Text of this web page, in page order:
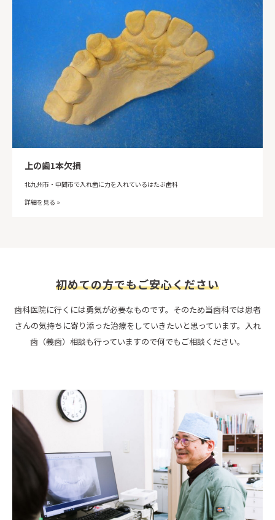
上の歯1本欠損
北九州市・中間市で入れ歯に力を入れているはたぶ歯科
詳細を見る »
初めての方でもご安心ください
歯科医院に行くには勇気が必要なものです。そのため当歯科では患者
さんの気持ちに寄り添った治療をしていきたいと思っています。入れ
歯（義歯）相談も行っていますので何でもご相談ください。